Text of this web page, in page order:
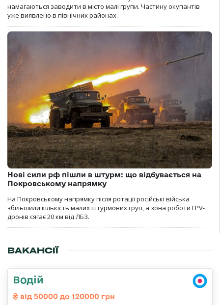
намагаються заводити в місто малі групи. Частину окупантів
уже виявлено в північних районах.
Нові сили рф пішли в штурм: що відбувається на
Покровському напрямку
На Покровському напрямку після ротації російські війська
збільшили кількість малих штурмових груп, а зона роботи FPV-
дронів сягає 20 км від ЛБЗ.
ВАКАНСІЇ
Водій
від 50000 до 120000 грн